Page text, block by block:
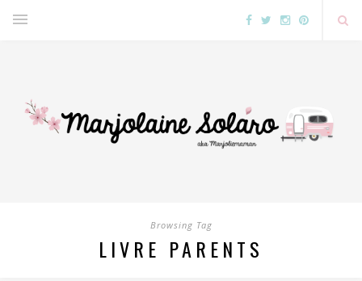
Browsing Tag
LIVRE PARENTS